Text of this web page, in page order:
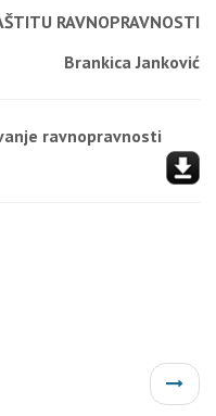
RAVNOPRAVNOSTI
Brankica Janković
rаvnоprаvnоsti